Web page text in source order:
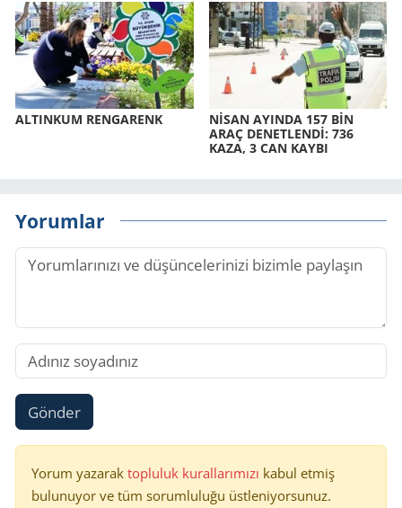
AL­TIN­KUM REN­GA­RENK
NİSAN AYIN­DA 157 BİN
ARAÇ DE­NET­LENDİ: 736
KAZA, 3 CAN KAYBI
Yorumlar
Gönder
Yorum yazarak topluluk kurallarımızı kabul etmiş
bulunuyor ve tüm sorumluluğu üstleniyorsunuz.